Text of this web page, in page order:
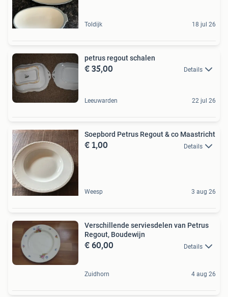
Toldijk 18 jul 26
petrus regout schalen
€ 35,00 Details
Leeuwarden 22 jul 26
Soepbord Petrus Regout & co Maastricht
€ 1,00 Details
Weesp 3 aug 26
Verschillende serviesdelen van Petrus
Regout, Boudewijn
€ 60,00 Details
Zuidhorn 4 aug 26